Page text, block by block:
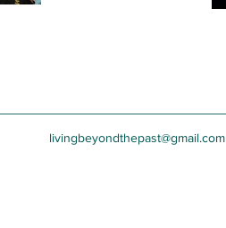
livingbeyondthepast@gmail.com